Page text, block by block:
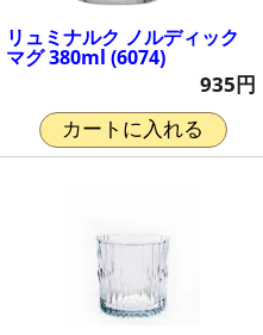
リュミナルク ノルディック
マグ 380ml (6074)
935円
カートに入れる